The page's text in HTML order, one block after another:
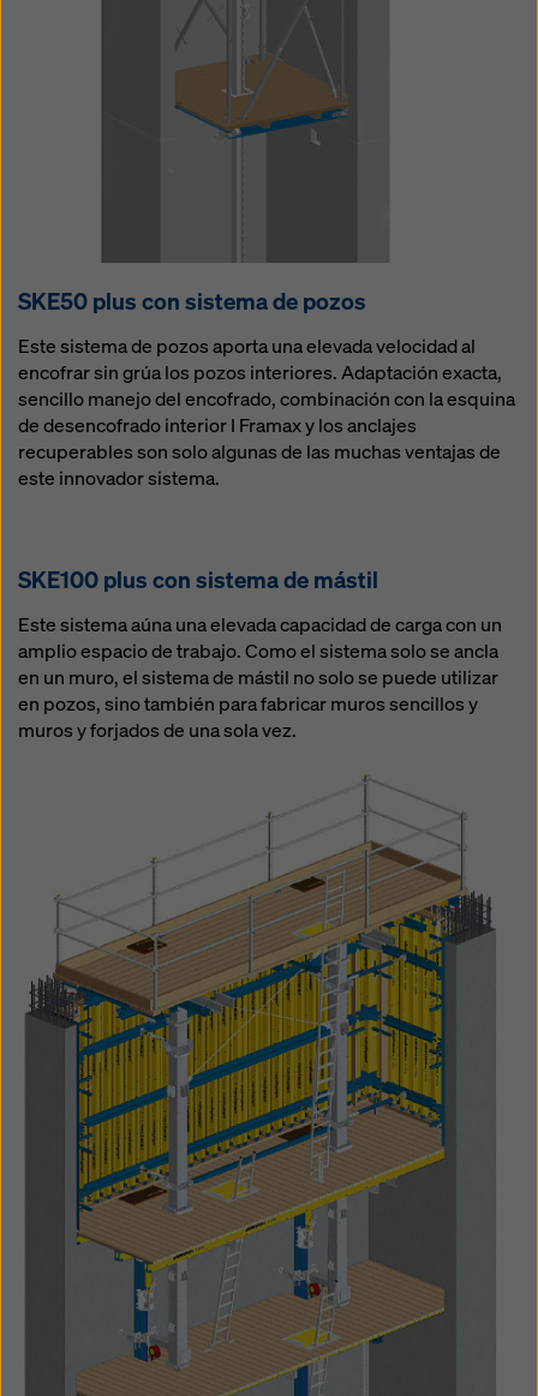
SKE50 plus con sistema de pozos
Este sistema de pozos aporta una elevada velocidad al
encofrar sin grúa los pozos interiores. Adaptación exacta,
sencillo manejo del encofrado, combinación con la esquina
de desencofrado interior I Framax y los anclajes
recuperables son solo algunas de las muchas ventajas de
este innovador sistema.
SKE100 plus con sistema de mástil
Este sistema aúna una elevada capacidad de carga con un
amplio espacio de trabajo. Como el sistema solo se ancla
en un muro, el sistema de mástil no solo se puede utilizar
en pozos, sino también para fabricar muros sencillos y
muros y forjados de una sola vez.